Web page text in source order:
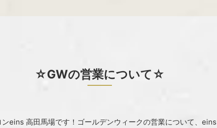
☆GWの営業について☆
eins 高田馬場です！ゴールデンウィークの営業について、